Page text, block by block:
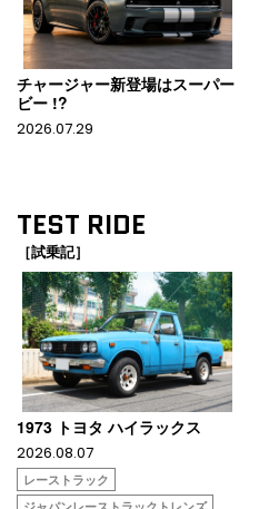
チャージャー新登場はスーパー
ビー !?
2026.07.29
TEST RIDE
［試乗記］
1973 トヨタ ハイラックス
2026.08.07
レーストラック